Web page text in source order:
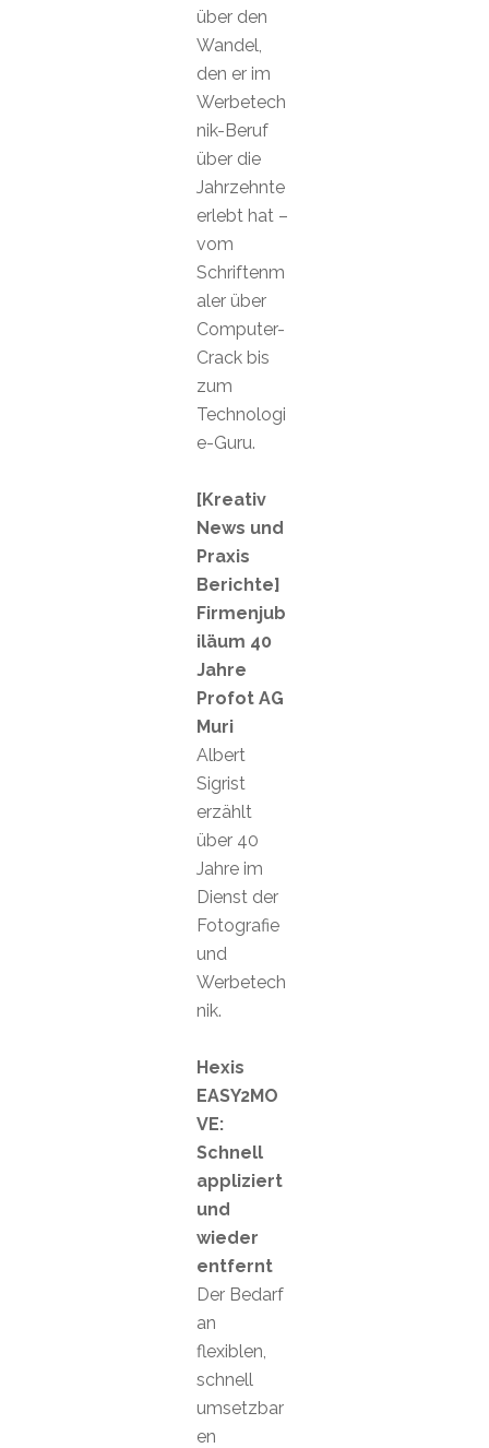
über den
Wandel,
den er im
Werbetech
nik-Beruf
über die
Jahrzehnte
erlebt hat –
vom
Schriftenm
aler über
Computer-
Crack bis
zum
Technologi
e-Guru.
[Kreativ
News und
Praxis
Berichte]
Firmenjub
iläum 40
Jahre
Profot AG
Muri
Albert
Sigrist
erzählt
über 40
Jahre im
Dienst der
Fotografie
und
Werbetech
nik.
Hexis
EASY2MO
VE:
Schnell
appliziert
und
wieder
entfernt
Der Bedarf
an
flexiblen,
schnell
umsetzbar
en